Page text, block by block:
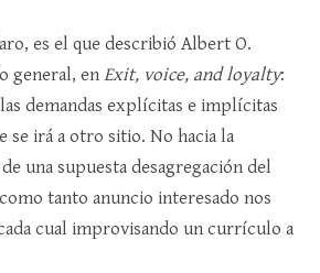
es el que describió Albert O.
general, en Exit, voice, and loyalty:
demandas explícitas e implícitas
se irá a otro sitio. No hacia la
una supuesta desagregación del
tanto anuncio interesado nos
cual improvisando un currículo a